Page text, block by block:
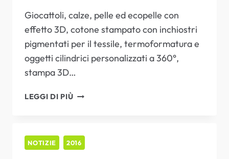
E
PRONTO
Giocattoli, calze, pelle ed ecopelle con
effetto 3D, cotone stampato con inchiostri
pigmentati per il tessile, termoformatura e
oggetti cilindrici personalizzati a 360°,
stampa 3D…
LEGGI DI PIÙBOMPAN
TECNOLOGIA
MIMAKI
NOTIZIE 2016